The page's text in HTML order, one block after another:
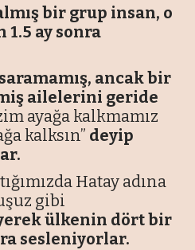
bir grup insan, o
ay sonra
ancak bir
ailelerini geride
ayağa kalkmamız
kalksın” deyip
Hatay adına
gibi
ülkenin dört bir
sesleniyorlar.